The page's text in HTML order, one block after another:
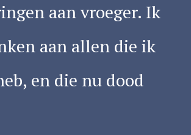
aan vroeger. Ik
aan allen die ik
en die nu dood